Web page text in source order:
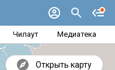
Чилаут Медиатека
Открыть карту